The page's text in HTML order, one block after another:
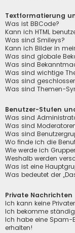
Textformatierung
Was ist BBCode?
Kann ich HTML
Was sind Smileys?
Kann ich Bilder in
Was sind globale
Was sind
Was sind wichtige
Was sind
Was sind Themen-
Benutzer-Stufen
Was sind
Was sind
Was sind
Wo finde ich die
Wie werde ich
Weshalb werden
Was ist eine
Was bedeutet der
Private Nachrichten
Ich kann keine
Ich bekomme
Ich habe eine Spam-
erhalten!